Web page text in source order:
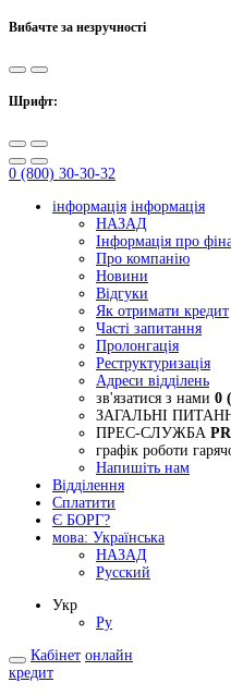
Вибачте за незручності
Шрифт:
0 (800) 30-30-32
інформація інформація
НАЗАД
Інформація про
Про компанію
Новини
Відгуки
Як отримати кредит
Часті запитання
Пролонгація
Реструктуризація
Адреси відділень
зв'язатися з нами 0
ЗАГАЛЬНІ
ПРЕС-СЛУЖБА
графік роботи
Напишіть нам
Відділення
Сплатити
Є БОРГ?
мова: Українська
НАЗАД
Русский
Укр
Ру
Кабінет онлайн
кредит